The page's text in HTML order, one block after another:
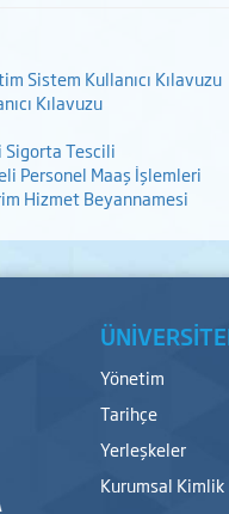
Sistem Kullanıcı Kılavuzu
Kılavuzu
Tescili
Personel Maaş İşlemleri
Hizmet Beyannamesi
Yönetim
Tarihçe
Yerleşkeler
Kurumsal Kimlik